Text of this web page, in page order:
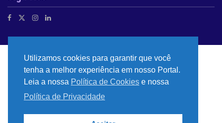
Utilizamos cookies para garantir que você
tenha a melhor experiência em nosso Portal.
Leia a nossa Política de Cookies e nossa
Política de Privacidade